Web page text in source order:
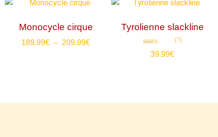
Monocycle cirque
189.99€ – 209.99€
Tyrolienne slackline
4.71
(7)
39.99€